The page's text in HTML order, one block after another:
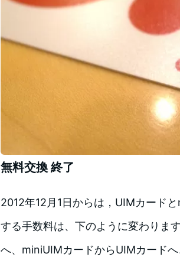
無料交換 終了
2012年12月1日からは，UIMカード
する手数料は、下のように変わりま
へ、miniUIMカードからUIMカードへ